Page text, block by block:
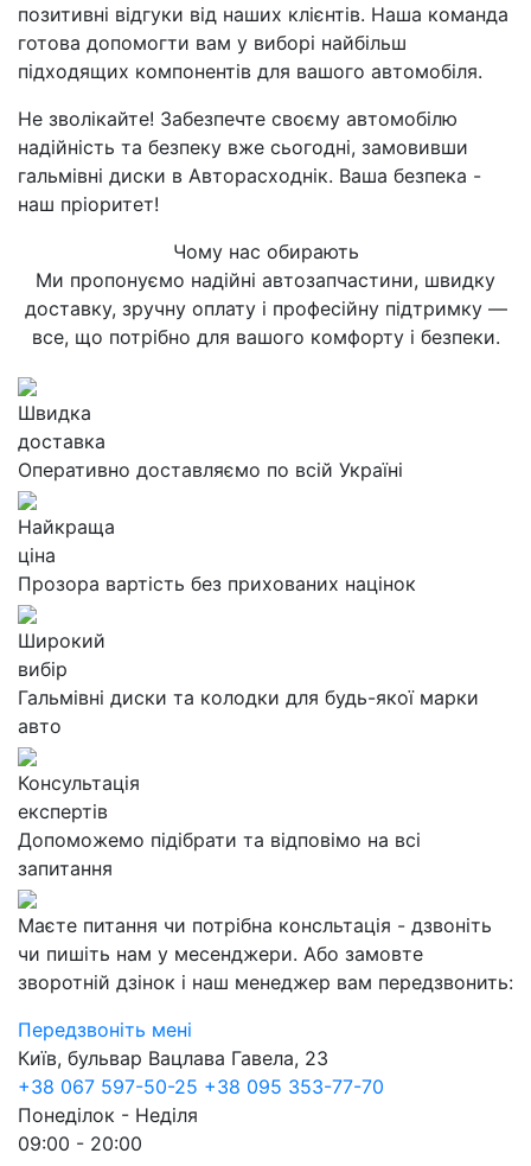
позитивні відгуки від наших клієнтів. Наша команда
готова допомогти вам у виборі найбільш
підходящих компонентів для вашого автомобіля.
Не зволікайте! Забезпечте своєму автомобілю
надійність та безпеку вже сьогодні, замовивши
гальмівні диски в Авторасходнік. Ваша безпека -
наш пріоритет!
Чому нас обирають
Ми пропонуємо надійні автозапчастини, швидку
доставку, зручну оплату і професійну підтримку —
все, що потрібно для вашого комфорту і безпеки.
Швидка
доставка
Оперативно доставляємо по всій Україні
Найкраща
ціна
Прозора вартість без прихованих націнок
Широкий
вибір
Гальмівні диски та колодки для будь-якої марки
авто
Консультація
експертів
Допоможемо підібрати та відповімо на всі
запитання
Маєте питання чи потрібна консльтація - дзвоніть
чи пишіть нам у месенджери. Або замовте
зворотній дзінок і наш менеджер вам передзвонить:
Передзвоніть мені
Київ, бульвар Вацлава Гавела, 23
+38 067 597-50-25 +38 095 353-77-70
Понеділок - Неділя
09:00 - 20:00